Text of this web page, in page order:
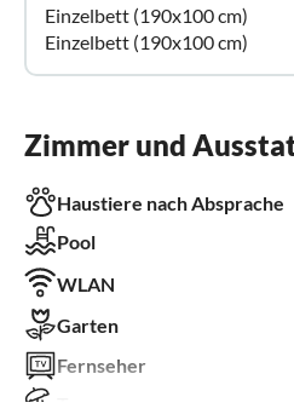
Einzelbett (190x100 cm)
Einzelbett (190x100 cm)
Zimmer und
Haustiere nach Absprache
Pool
WLAN
Garten
Fernseher